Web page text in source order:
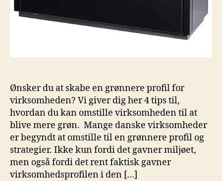
Ønsker du at skabe en grønnere profil for
virksomheden? Vi giver dig her 4 tips til,
hvordan du kan omstille virksomheden til at
blive mere grøn. Mange danske virksomheder
er begyndt at omstille til en grønnere profil og
strategier. Ikke kun fordi det gavner miljøet,
men også fordi det rent faktisk gavner
virksomhedsprofilen i den […]